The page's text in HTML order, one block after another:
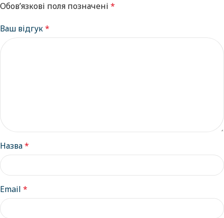
Обов’язкові поля позначені *
Ваш відгук*
Назва*
Email *